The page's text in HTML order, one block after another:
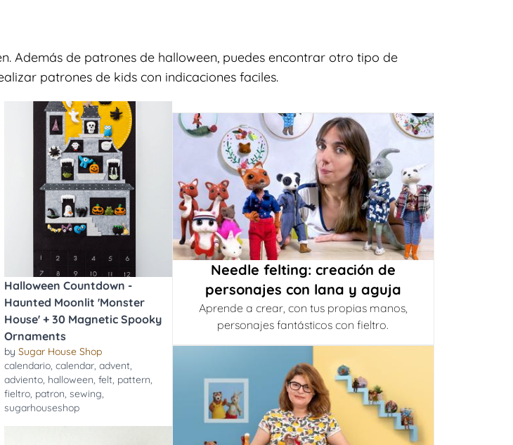
Además de patrones de halloween, puedes encontrar otro tipo de
patrones de kids con indicaciones faciles.
Halloween Countdown -
Haunted Moonlit 'Monster
House' + 30 Magnetic Spooky
Ornaments
bySugar House Shop
calendario,calendar,advent,
adviento, halloween,felt, pattern,
fieltro, patron,sewing,
sugarhouseshop
Needle felting: creación de
personajes con lana y aguja
Aprende a crear, con tus propias manos,
personajes fantásticos con fieltro.